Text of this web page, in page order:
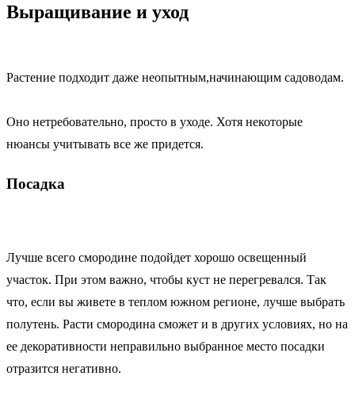
Выращивание и уход
Растение подходит даже неопытным,начинающим садоводам.
Оно нетребовательно, просто в уходе. Хотя некоторые
нюансы учитывать все же придется.
Посадка
Лучше всего смородине подойдет хорошо освещенный
участок. При этом важно, чтобы куст не перегревался. Так
что, если вы живете в теплом южном регионе, лучше выбрать
полутень. Расти смородина сможет и в других условиях, но на
ее декоративности неправильно выбранное место посадки
отразится негативно.